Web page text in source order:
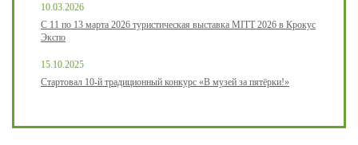
10.03.2026
С 11 по 13 марта 2026 туристическая выставка MITT 2026 в Крокус
Экспо
15.10.2025
Стартовал 10-й традиционный конкурс «В музей за пятёрки!»